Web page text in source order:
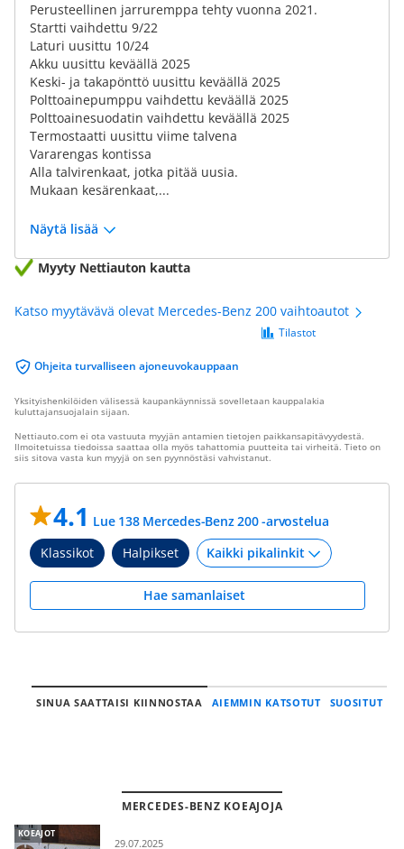
Perusteellinen jarruremppa tehty vuonna 2021.
Startti vaihdettu 9/22
Laturi uusittu 10/24
Akku uusittu keväällä 2025
Keski- ja takapönttö uusittu keväällä 2025
Polttoainepumppu vaihdettu keväällä 2025
Polttoainesuodatin vaihdettu keväällä 2025
Termostaatti uusittu viime talvena
Vararengas kontissa
Alla talvirenkaat, jotka pitää uusia.
Mukaan kesärenkaat,...
Näytä lisää
Myyty Nettiauton kautta
Katso myytävävä olevat Mercedes-Benz 200 vaihtoautot
Ohjeita turvalliseen ajoneuvokauppaan
Tilastot
Yksityishenkilöiden välisessä kaupankäynnissä sovelletaan kauppalakia
kuluttajansuojalain sijaan.
Nettiauto.com ei ota vastuuta myyjän antamien tietojen paikkansapitävyydestä.
Ilmoitetuissa tiedoissa saattaa olla myös tahattomia puutteita tai virheitä. Tieto on
siis sitova vasta kun myyjä on sen pyynnöstäsi vahvistanut.
4.1 Lue 138 Mercedes-Benz 200 -arvostelua
Klassikot
Halpikset
Hae samanlaiset
SINUA SAATTAISI KIINNOSTAA AIEMMIN KATSOTUT SUOSITUT
MERCEDES-BENZ KOEAJOJA
KOEAJOT
29.07.2025